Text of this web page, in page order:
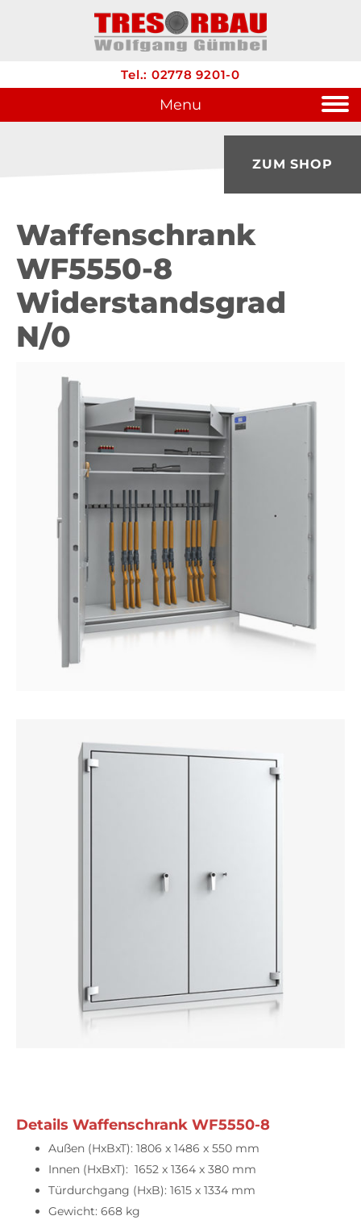
ZUM SHOP
Tel.: 02778 9201-0
Menu
Waffenschrank
WF5550-8
Widerstandsgrad
N/0
Details Waffenschrank WF5550-8
Außen (HxBxT): 1806 x 1486 x 550 mm
Innen (HxBxT): 1652 x 1364 x 380 mm
Türdurchgang (HxB): 1615 x 1334 mm
Gewicht: 668 kg